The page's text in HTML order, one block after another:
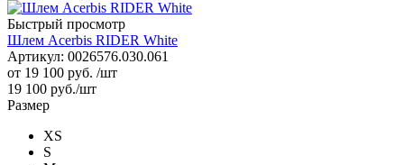
Быстрый просмотр
Шлем Acerbis RIDER White
Артикул: 0026576.030.061
от 19 100 руб. /шт
19 100 руб./шт
Размер
XS
S